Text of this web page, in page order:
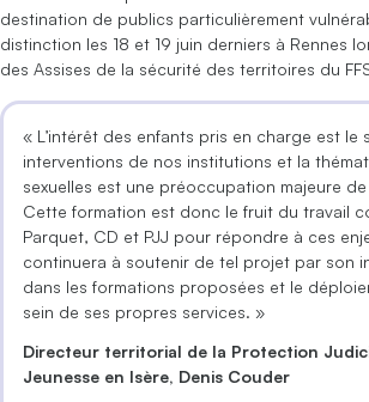
destination de publics particulièrement
distinction les 18 et 19 juin derniers à Rennes
des Assises de la sécurité des territoires du
« L’intérêt des enfants pris en charge est le
interventions de nos institutions et la
sexuelles est une préoccupation majeure
Cette formation est donc le fruit du travail
Parquet, CD et PJJ pour répondre à ces
continuera à soutenir de tel projet par son
dans les formations proposées et le
sein de ses propres services. »
Directeur territorial de la Protection
Jeunesse en Isère, Denis Couder